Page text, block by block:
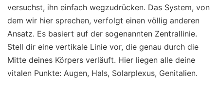
versuchst, ihn einfach wegzudrücken. Das System, von
dem wir hier sprechen, verfolgt einen völlig anderen
Ansatz. Es basiert auf der sogenannten Zentrallinie.
Stell dir eine vertikale Linie vor, die genau durch die
Mitte deines Körpers verläuft. Hier liegen alle deine
vitalen Punkte: Augen, Hals, Solarplexus, Genitalien.